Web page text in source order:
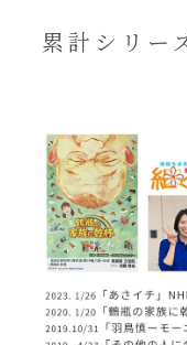
累計シリー